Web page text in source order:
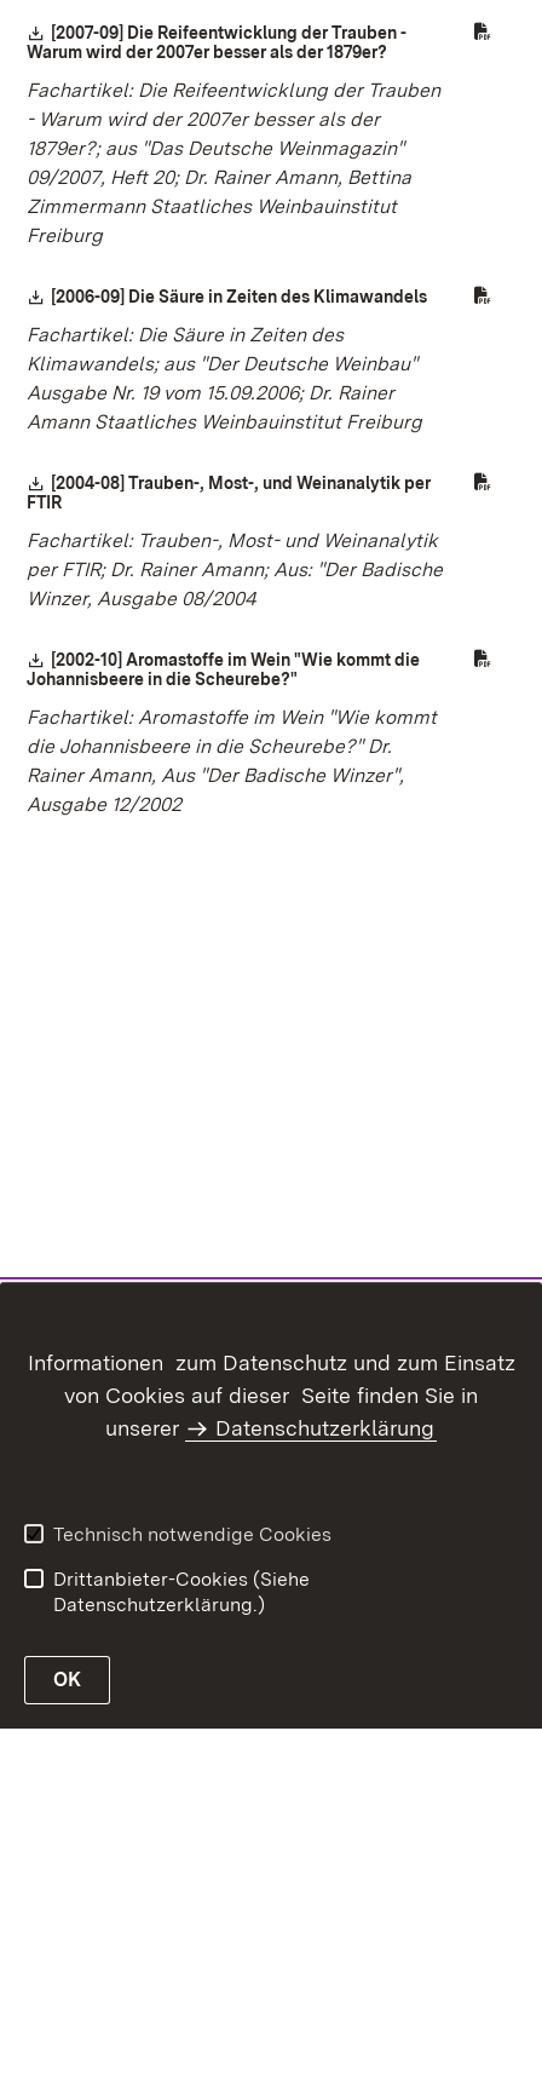
Download:
[2007-09] Die Reifeentwicklung der Trauben -
Warum wird der 2007er besser als der 1879er?
Fachartikel: Die Reifeentwicklung der Trauben
- Warum wird der 2007er besser als der
1879er?; aus "Das Deutsche Weinmagazin"
09/2007, Heft 20; Dr. Rainer Amann, Bettina
Zimmermann Staatliches Weinbauinstitut
Freiburg
Download:
[2006-09] Die Säure in Zeiten des Klimawandels(Öffnet in
Fachartikel: Die Säure in Zeiten des
Klimawandels; aus "Der Deutsche Weinbau"
Ausgabe Nr. 19 vom 15.09.2006; Dr. Rainer
Amann Staatliches Weinbauinstitut Freiburg
Download:
[2004-08] Trauben-, Most-, und Weinanalytik per
FTIR
Fachartikel: Trauben-, Most- und Weinanalytik
per FTIR; Dr. Rainer Amann; Aus: "Der Badische
Winzer, Ausgabe 08/2004
Download:
[2002-10] Aromastoffe im Wein "Wie kommt die
Johannisbeere in die Scheurebe?"
Fachartikel: Aromastoffe im Wein "Wie kommt
die Johannisbeere in die Scheurebe?" Dr.
Rainer Amann, Aus "Der Badische Winzer",
Ausgabe 12/2002
Informationen zum Datenschutz und zum Einsatz
von Cookies auf dieser Seite finden Sie in
unserer
Datenschutzerklärung
Technisch notwendige Cookies
Drittanbieter-Cookies (Siehe
Datenschutzerklärung.)
OK